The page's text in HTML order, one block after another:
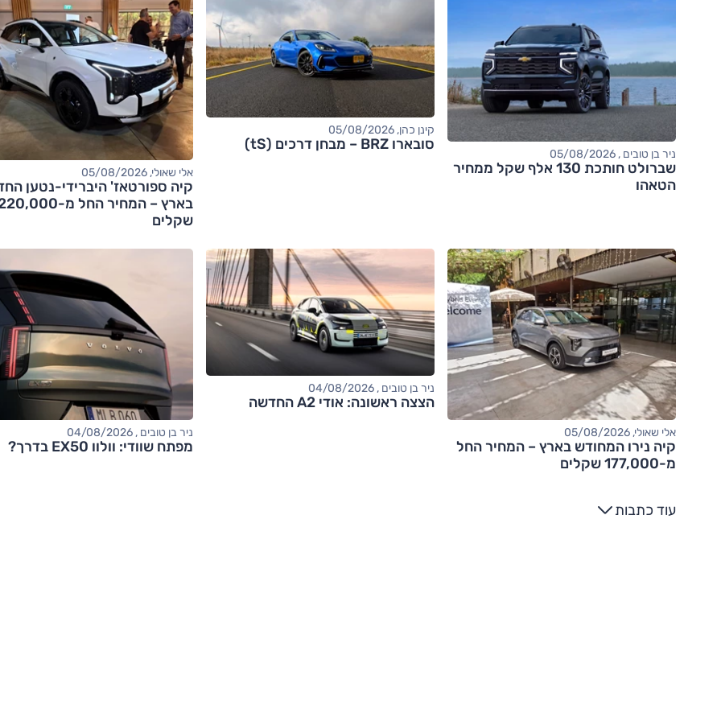
ניר בן טובים , 05/08/2026
שברולט חותכת 130 אלף שקל ממחיר
הטאהו
קינן כהן, 05/08/2026
סובארו BRZ – מבחן דרכים (tS)
אלי שאולי, 05/08/2026
קיה ספורטאז' היברידי-נטען
בארץ – המחיר החל מ-
שקלים
אלי שאולי, 05/08/2026
קיה נירו המחודש בארץ – המחיר החל
מ-177,000 שקלים
ניר בן טובים , 04/08/2026
הצצה ראשונה: אודי A2 החדשה
ניר בן טובים , 04/08/2026
מפתח שוודי: וולוו EX50 בדרך?
עוד כתבות